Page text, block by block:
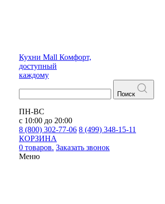
Кухни Mall Комфорт,
доступный
каждому
Поиск
ПН-ВС
с 10:00 до 20:00
8 (800) 302-77-06 8 (499) 348-15-11
КОРЗИНА
0 товаров. Заказать звонок
Меню